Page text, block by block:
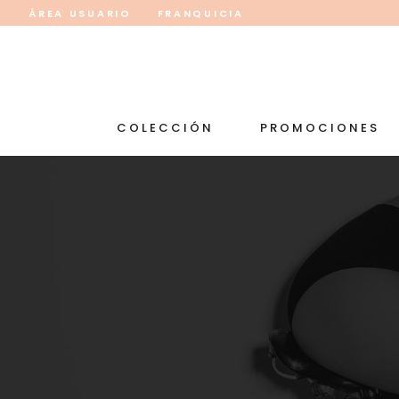
ÁREA USUARIO FRANQUICIA
COLECCIÓN PROMOCIONES